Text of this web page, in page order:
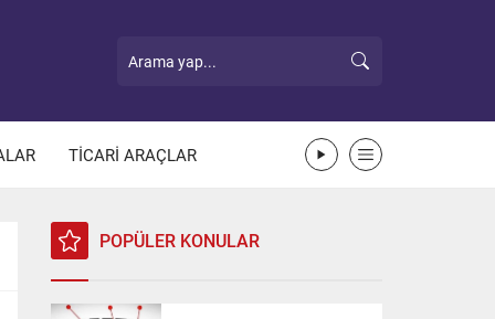
TİCARİ ARAÇLAR
POPÜLER KONULAR